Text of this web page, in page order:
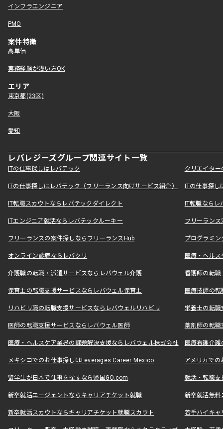
インフラエンジニア
PMO
案件特徴
高単価
実務経験が浅い方OK
エリア
東京都(23区)
大阪
愛知
レバレジーズグループ関連サイト一覧
ITの仕事探しはレバテック クリエイタ
ITの仕事探しはレバテック（フリーランス向けサービス紹介） ITの仕事探
IT転職スカウトならレバテックダイレクト IT転職なら
ITエンジニア就活ならレバテックルーキー フリーラン
フリーランスの案件探しならフリーランスHub プログラミ
オンライン診療ならレバクリ 医療・ヘル
介護職の転職・派遣サービスならレバウェル介護 看護師の転
保育士の転職支援サービスならレバウェル保育士 医療技師の
リハビリ職の転職支援サービスならレバウェルリハビリ 栄養士の転
医師の転職支援サービスならレバウェル医師 薬剤師の転
医療・ヘルスケア業界の課題解決支援ならレバウェル株式会社 医療看護介
メキシコでのお仕事探しはLeverages Career Mexico アメリカで
留学生が日本で仕事を探すなら帰国GO.com 就活・転職
新卒就活エージェントならキャリアチケット就職 新卒就活無料
新卒就活スカウトならキャリアチケット就職スカウト 若手ハイキ